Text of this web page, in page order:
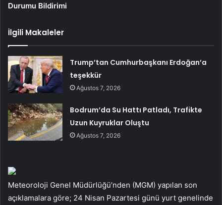
Durumu Bildirimi
İlgili Makaleler
Trump’tan Cumhurbaşkanı Erdoğan’a
teşekkür
Ağustos 7, 2026
Bodrum’da Su Hattı Patladı, Trafikte
Uzun Kuyruklar Oluştu
Ağustos 7, 2026
Meteoroloji Genel Müdürlüğü’nden (MGM) yapılan son
açıklamalara göre; 24 Nisan Pazartesi günü yurt genelinde